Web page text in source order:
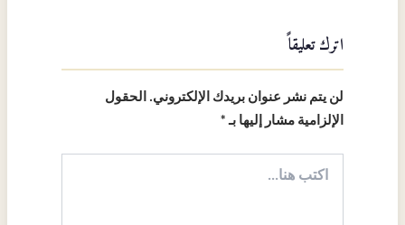
اترك تعليقاً
لن يتم نشر عنوان بريدك الإلكتروني. الحقول
الإلزامية مشار إليها بـ *
هنا...